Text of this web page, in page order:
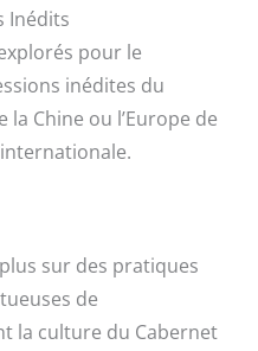
Inédits
pour le
inédites du
Chine ou l’Europe de
sur des pratiques
de
la culture du Cabernet